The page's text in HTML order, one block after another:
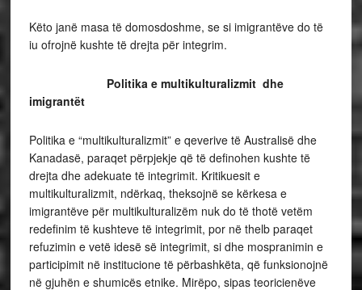
Këto janë masa të domosdoshme, se si imigrantëve do të
iu ofrojnë kushte të drejta për integrim.
Politika e multikulturalizmit dhe
imigrantët
Politika e “multikulturalizmit” e qeverive të Australisë dhe
Kanadasë, paraqet përpjekje që të definohen kushte të
drejta dhe adekuate të integrimit. Kritikuesit e
multikulturalizmit, ndërkaq, theksojnë se kërkesa e
imigrantëve për multikulturalizëm nuk do të thotë vetëm
redefinim të kushteve të integrimit, por në thelb paraqet
refuzimin e vetë idesë së integrimit, si dhe mospranimin e
participimit në institucione të përbashkëta, që funksionojnë
në gjuhën e shumicës etnike. Mirëpo, sipas teoricienëve